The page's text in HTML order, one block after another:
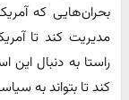
بحران‌هایی که
مدیریت کند تا
راستا به دنبال
کند تا بتواند به